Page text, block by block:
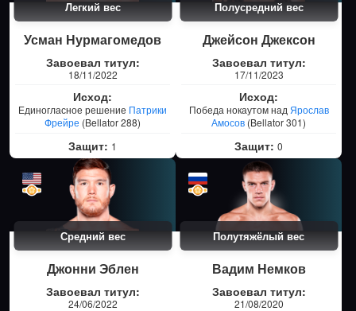
Легкий вес
Усман Нурмагомедов
Завоевал титул:
18/11/2022
Исход:
Единогласное решение Патрики
Фрейре (Bellator 288)
Защит: 1
Полусредний вес
Джейсон Джексон
Завоевал титул:
17/11/2023
Исход:
Победа нокаутом над Ярослав
Амосов (Bellator 301)
Защит: 0
Средний вес
Джонни Эблен
Завоевал титул:
24/06/2022
Полутяжёлый вес
Вадим Немков
Завоевал титул:
21/08/2020